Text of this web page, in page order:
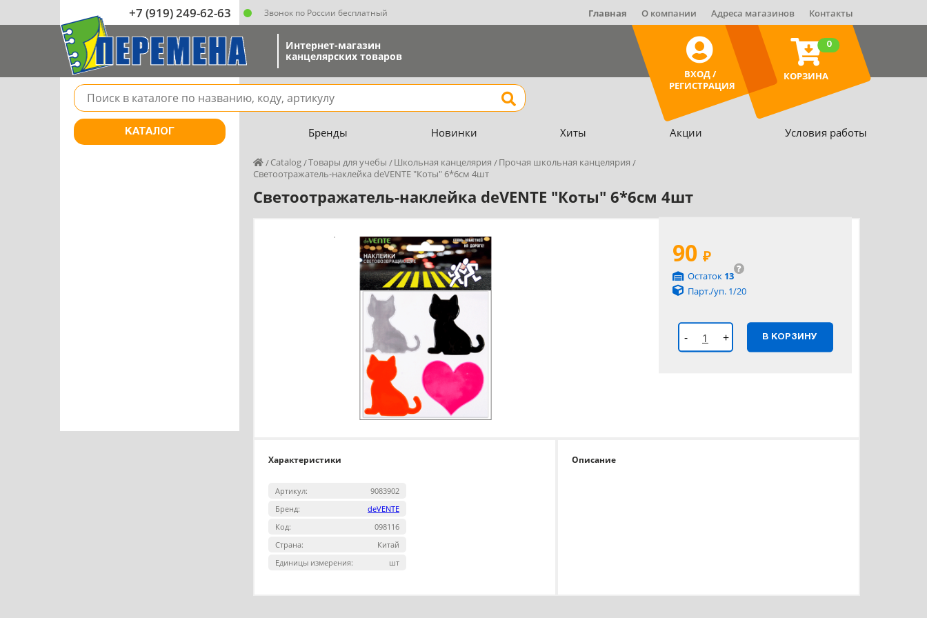
+7 (919) 249-62-63 Звонок по России бесплатный Главная О компании Адреса магазинов Контакты
Интернет-магазин
канцелярских товаров
ВХОД /
РЕГИСТРАЦИЯ
КОРЗИНА
0
Поле для поиска товара в каталоге Найти
КАТАЛОГ Бренды Новинки Хиты Акции Условия работы
Catalog Товары для учебы Школьная канцелярия
Прочая школьная канцелярия
Светоотражатель-наклейка deVENTE "Коты" 6*6см 4шт
Светоотражатель-наклейка deVENTE "Коты" 6*6см 4шт
90 ₽
?
Остаток 13
Парт./уп. 1/20
- + В КОРЗИНУ
Характеристики
Артикул:
9083902
Бренд:
deVENTE
Код:
098116
Страна:
Китай
Единицы измерения:
шт
Описание